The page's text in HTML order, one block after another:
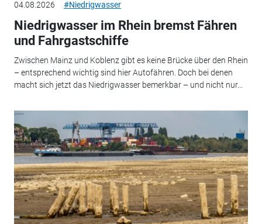
04.08.2026 #Niedrigwasser
Niedrigwasser im Rhein bremst Fähren
und Fahrgastschiffe
Zwischen Mainz und Koblenz gibt es keine Brücke über den Rhein
– entsprechend wichtig sind hier Autofähren. Doch bei denen
macht sich jetzt das Niedrigwasser bemerkbar – und nicht nur...